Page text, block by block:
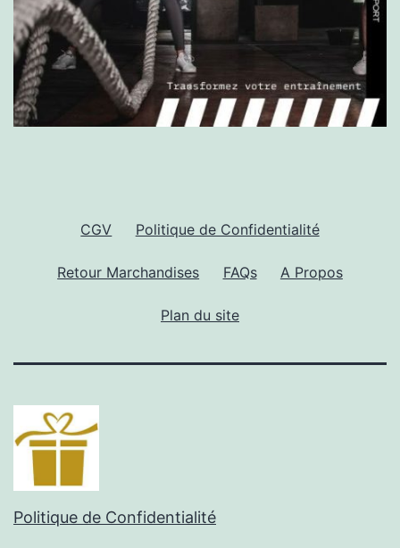
CGV Politique de Confidentialité
Retour Marchandises FAQs A Propos
Plan du site
Politique de Confidentialité